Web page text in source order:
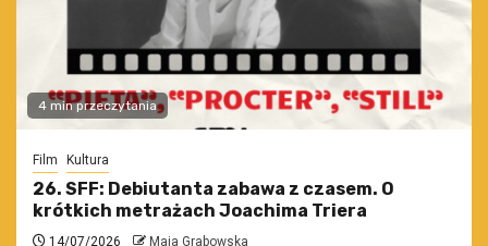
4 min przeczytania
Film Kultura
26. SFF: Debiutanta zabawa z czasem. O
krótkich metrażach Joachima Triera
14/07/2026 Maja Grabowska